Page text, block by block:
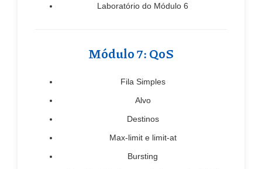
Laboratório do Módulo 6
Módulo 7: QoS
Fila Simples
Alvo
Destinos
Max-limit e limit-at
Bursting